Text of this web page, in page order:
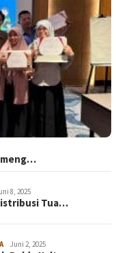
8, 2025
Tua…
Juni 2, 2025